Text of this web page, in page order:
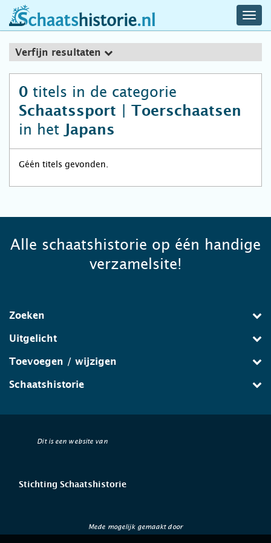
schaatshistorie.nl
Verfijn resultaten
0 titels in de categorie
Schaatssport | Toerschaatsen
in het Japans
Géén titels gevonden.
Alle schaatshistorie op één handige
verzamelsite!
Zoeken
Uitgelicht
Toevoegen / wijzigen
Schaatshistorie
Dit is een website van
Stichting Schaatshistorie
Mede mogelijk gemaakt door